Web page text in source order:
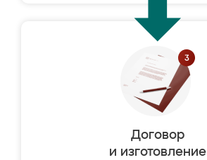
Договор
и изготовление